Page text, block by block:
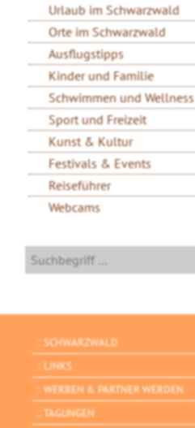
Urlaub im Schwarzwald
Orte im Schwarzwald
Ausflugstipps
Kinder und Familie
Schwimmen und Wellness
Sport und Freizeit
Kunst & Kultur
Festivals & Events
Reiseführer
Webcams
SCHWARZWALD
LINKS
WERBEN & PARTNER WERDEN
TAGUNGEN